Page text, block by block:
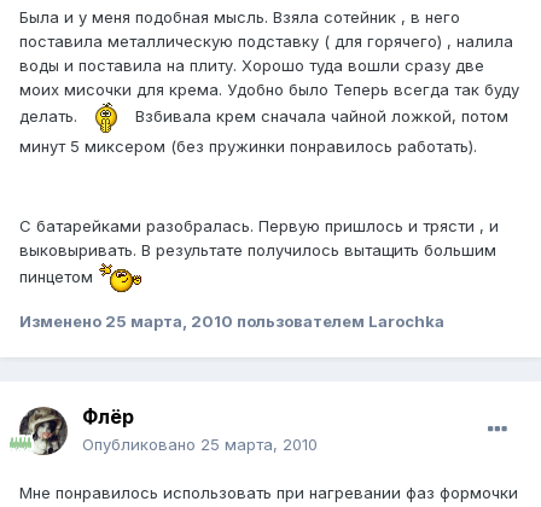
Была и у меня подобная мысль. Взяла сотейник , в него
поставила металлическую подставку ( для горячего) , налила
воды и поставила на плиту. Хорошо туда вошли сразу две
моих мисочки для крема. Удобно было Теперь всегда так буду
делать.
Взбивала крем сначала чайной ложкой, потом
минут 5 миксером (без пружинки понравилось работать).
С батарейками разобралась. Первую пришлось и трясти , и
выковыривать. В результате получилось вытащить большим
пинцетом
Изменено 25 марта, 2010 пользователем Larochka
Флёр
Опубликовано 25 марта, 2010
Мне понравилось использовать при нагревании фаз формочки